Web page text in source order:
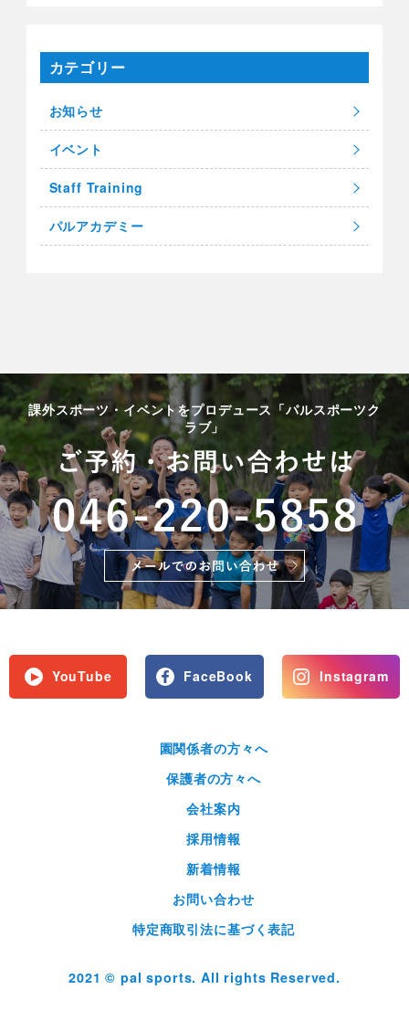
カテゴリー
お知らせ
イベント
Staff Training
パルアカデミー
課外スポーツ・イベントをプロデュース「パルスポーツク
ラブ」
YouTube FaceBook Instagram
園関係者の方々へ
保護者の方々へ
会社案内
採用情報
新着情報
お問い合わせ
特定商取引法に基づく表記
2021 © pal sports. All rights Reserved.